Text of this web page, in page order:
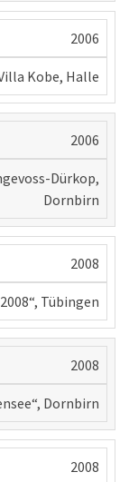
2006
Kobe, Halle
2006
Dürkop,
Dornbirn
2008
2008“, Tübingen
2008
Dornbirn
2008